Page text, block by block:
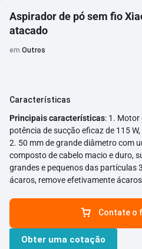
Aspirador de pó sem fio
atacado
em Outros
Características
Principais características: 1.
potência de sucção eficaz de 115
2. 50 mm de grande diâmetro com
composto de cabelo macio e duro,
grandes e pequenos das partículas
ácaros, remove efetivamente
de lítio substituível de grande
duração 6. Vem com várias
chão, escova de cabelo 7. 1,46 kg
segurar e levantar 8. Estrutura de
Contate o
Obter uma cotação